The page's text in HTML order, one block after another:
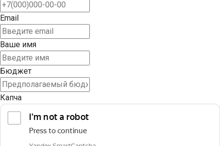
Email
Ваше имя
Бюджет
Капча